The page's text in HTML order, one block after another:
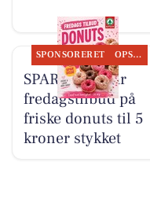
SPONSORERET OPSLAGSTAVLEN
SPAR Visse har
fredagstilbud på
friske donuts til 5
kroner stykket